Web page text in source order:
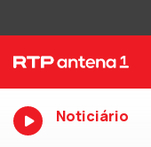
Noticiário